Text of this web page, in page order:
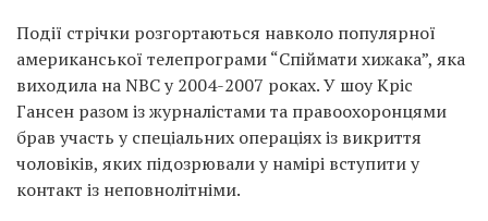
Події стрічки розгортаються навколо популярної
американської телепрограми “Спіймати хижака”, яка
виходила на NBC у 2004-2007 роках. У шоу Кріс
Гансен разом із журналістами та правоохоронцями
брав участь у спеціальних операціях із викриття
чоловіків, яких підозрювали у намірі вступити у
контакт із неповнолітніми.